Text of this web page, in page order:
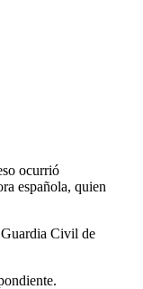
ocurrió
española, quien
Guardia Civil de